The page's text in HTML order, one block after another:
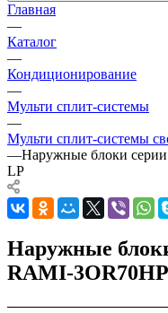
Главная
—
Каталог
—
Кондиционирование
—
Мульти сплит-системы
—
Мульти сплит-системы
—Наружные блоки
LP
Наружные
RAMI-